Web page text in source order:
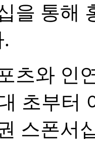
을 통해
츠와 인
초부터
스폰서